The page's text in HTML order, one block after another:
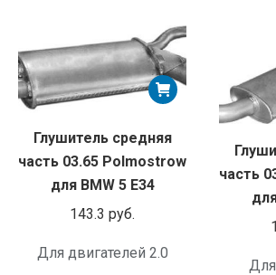
Глушитель средняя
часть 03.65 Polmostrow
для BMW 5 E34
143.3 руб.
Для двигателей 2.0
часть
Для